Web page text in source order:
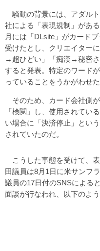
騒動の背景には、アダル
社による「表現規制」があ
月には「DLsite」がカード
受けたとし、クリエイター
→超ひどい」「痴漢→秘密
すると発表。特定のワード
っていることをうかがわせた
そのため、カード会社側
「検閲」し、使用されてい
い場合に「決済停止」とい
されていたのだ。
こうした事態を受けて、
田議員は8月1日に米サンフ
議員の17日付のSNSによる
面談が行なわれ、以下のよ